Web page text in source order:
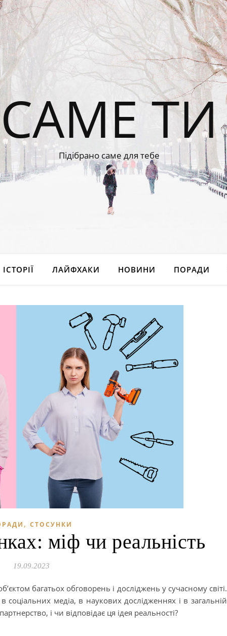
САМЕ ТИ
Підібрано саме для тебе
ІСТОРІЇ ЛАЙФХАКИ НОВИНИ ПОРАДИ
, СТОСУНКИ
міф чи реальність
19.09.2023
багатьох обговорень і досліджень у сучасному світі.
медіа, в наукових дослідженнях і в загальній
і чи відповідає ця ідея реальності?